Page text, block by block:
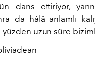
dans ettiriyor,
da hâlâ anlamlı
yüzden uzun süre